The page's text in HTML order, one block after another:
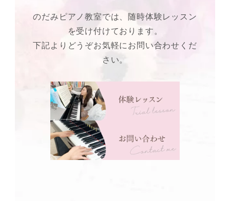
のだみピアノ教室では、随時体験レッスン
を受け付けております。
下記よりどうぞお気軽にお問い合わせくだ
さい。